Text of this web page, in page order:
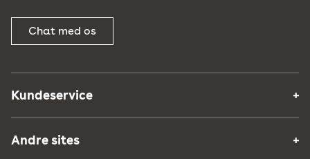
Chat med os
Kundeservice
Andre sites